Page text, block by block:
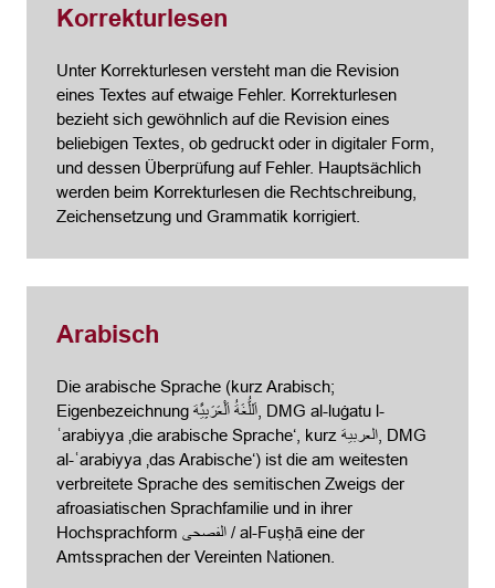
Korrekturlesen
Unter Korrekturlesen versteht man die Revision
eines Textes auf etwaige Fehler. Korrekturlesen
bezieht sich gewöhnlich auf die Revision eines
beliebigen Textes, ob gedruckt oder in digitaler Form,
und dessen Überprüfung auf Fehler. Hauptsächlich
werden beim Korrekturlesen die Rechtschreibung,
Zeichensetzung und Grammatik korrigiert.
Arabisch
Die arabische Sprache (kurz Arabisch;
Eigenbezeichnung اَللُّغَةُ اَلْعَرَبِيَّة, DMG al-luġatu l-
ʿarabiyya ‚die arabische Sprache‘, kurz العربية, DMG
al-ʿarabiyya ‚das Arabische‘) ist die am weitesten
verbreitete Sprache des semitischen Zweigs der
afroasiatischen Sprachfamilie und in ihrer
Hochsprachform الفصحى / al-Fuṣḥā eine der
Amtssprachen der Vereinten Nationen.